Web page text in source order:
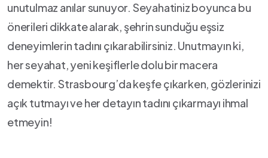
unutulmaz anılar sunuyor. Seyahatiniz boyunca bu
önerileri dikkate alarak, şehrin sunduğu eşsiz
deneyimlerin tadını çıkarabilirsiniz. Unutmayın ki,
her seyahat, yeni keşiflerle‌ dolu bir macera
demektir. Strasbourg’da keşfe çıkarken, gözlerinizi
açık tutmayı ve her detayın tadını çıkarmayı ⁣ihmal
‌etmeyin!